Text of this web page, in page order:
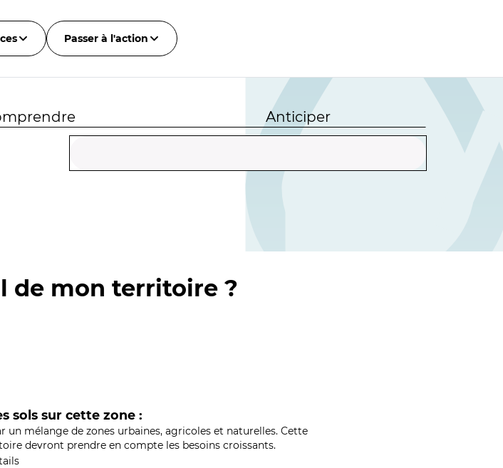
Passer à l'action
Anticiper
de mon territoire ?
sols sur cette zone :
mélange de zones urbaines, agricoles et naturelles. Cette
devront prendre en compte les besoins croissants.